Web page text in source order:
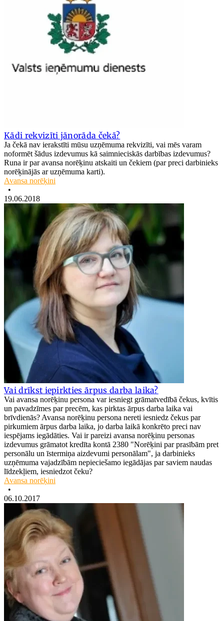
Kādi rekvizīti jānorāda čekā?
Ja čekā nav ierakstīti mūsu uzņēmuma rekvizīti, vai mēs varam
noformēt šādus izdevumus kā saimnieciskās darbības izdevumus?
Runa ir par avansa norēķinu atskaiti un čekiem (par preci darbinieks
norēķinājās ar uzņēmuma karti).
Avansa norēķini
•
19.06.2018
Vai drīkst iepirkties ārpus darba laika?
Vai avansa norēķinu persona var iesniegt grāmatvedībā čekus, kvītis
un pavadzīmes par precēm, kas pirktas ārpus darba laika vai
brīvdienās? Avansa norēķinu persona nereti iesniedz čekus par
pirkumiem ārpus darba laika, jo darba laikā konkrēto preci nav
iespējams iegādāties. Vai ir pareizi avansa norēķinu personas
izdevumus grāmatot kredīta kontā 2380 "Norēķini par prasībām pret
personālu un īstermiņa aizdevumi personālam", ja darbinieks
uzņēmuma vajadzībām nepieciešamo iegādājas par saviem naudas
līdzekļiem, iesniedzot čeku?
Avansa norēķini
•
06.10.2017